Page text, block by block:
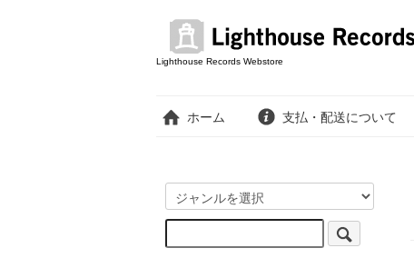
Lighthouse Records Webstore
ホーム 支払・配送について